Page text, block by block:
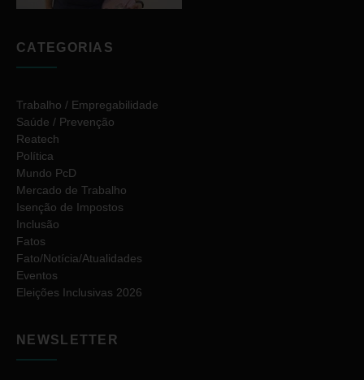
CATEGORIAS
Trabalho / Empregabilidade
Saúde / Prevenção
Reatech
Política
Mundo PcD
Mercado de Trabalho
Isenção de Impostos
Inclusão
Fatos
Fato/Notícia/Atualidades
Eventos
Eleições Inclusivas 2026
NEWSLETTER